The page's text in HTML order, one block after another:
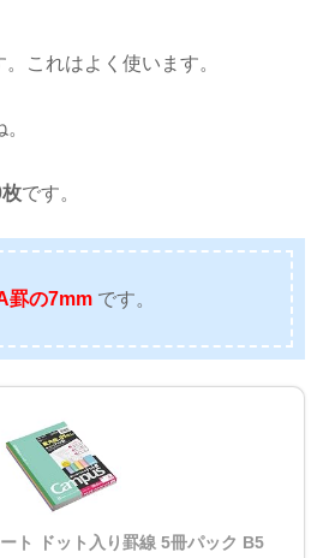
これはよく使います。
です。
罫の7mm です。
ト ドット入り罫線 5冊パック B5